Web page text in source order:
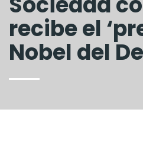
recibe el
Nobel del